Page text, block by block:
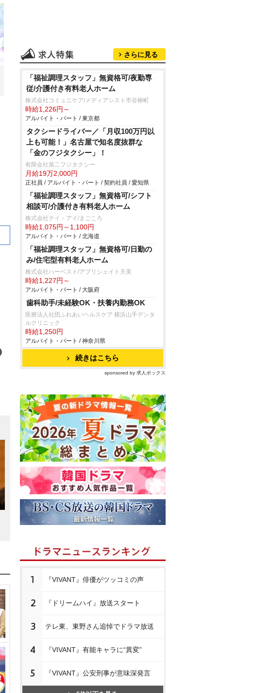
さらに見る
「福祉調理スタッフ」無資格可/夜勤専
従/介護付き有料老人ホーム
株式会社コミュニケア/メディアシスト市谷柳町
時給1,226円～
アルバイト・パート / 東京都
タクシードライバー／「月収100万円以
上も可能！」名古屋で知名度抜群な
「金のフジタクシー」！
有限会社第二フジタクシー
月給19万2,000円
正社員 / アルバイト・パート / 契約社員 / 愛知県
「福祉調理スタッフ」無資格可/シフト
相談可/介護付き有料老人ホーム
株式会社テイ・アイ/まごころ
時給1,075円～1,100円
アルバイト・パート / 北海道
「福祉調理スタッフ」無資格可/日勤の
み/住宅型有料老人ホーム
株式会社ハーベスト/アプリシェイト天美
時給1,227円～
アルバイト・パート / 大阪府
歯科助手/未経験OK・扶養内勤務OK
医療法人社団ふれあいヘルスケア 横浜山手デンタ
ルクリニック
時給1,250円
アルバイト・パート / 神奈川県
続きはこちら
sponsored by 求人ボックス
1 『VIVANT』俳優がツッコミの声
2 『ドリームハイ』放送スタート
3 テレ東、東野さん追悼でドラマ放送
4 『VIVANT』有能キャラに“異変”
5 『VIVANT』公安刑事が意味深発言